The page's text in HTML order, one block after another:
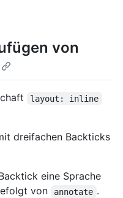
von
layout: inline
dreifachen Backticks
eine Sprache
von
annotate .